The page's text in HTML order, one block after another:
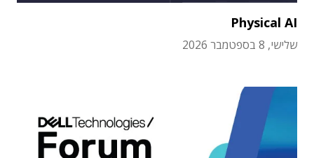
Physical AI
שלישי, 8 בספטמבר 2026